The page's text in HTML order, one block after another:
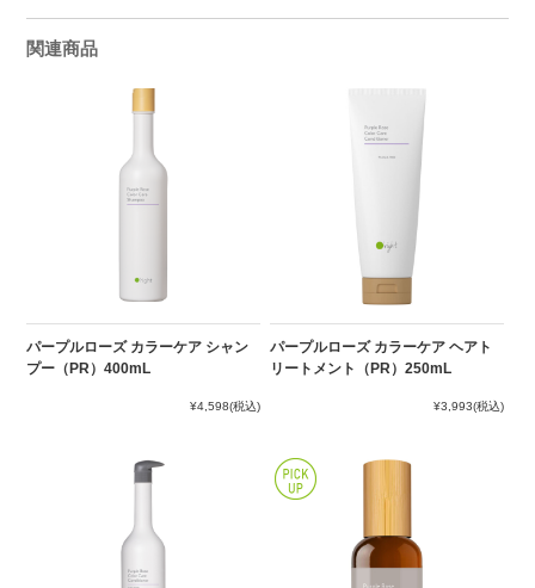
関連商品
パープルローズ カラーケア シャン
プー（PR）400mL
¥4,598(税込)
パープルローズ カラーケア ヘアト
リートメント（PR）250mL
¥3,993(税込)